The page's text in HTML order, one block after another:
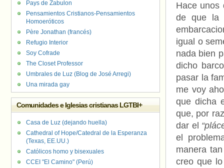
Hace unos
de que la
igual o
nada bien
dicho
pasar la
me voy
que dicha
que, por
dar el
el
manera
creo que
Pays de Zabulon
Pensamientos Cristianos-Pensamientos
Homoeróticos
Père Jonathan (francés)
Refugio Interior
Soy Cofrade
The Closet Professor
Umbrales de Luz (Blog de José Arregi)
Una mirada gay
Comunidades e Iglesias cristianas LGTBI+
Casa de Luz (dejando huella)
Cathedral of Hope/Catedral de la Esperanza
(Texas, EE.UU.)
Católicos homo y bisexuales
CCEI "El Camino" (Perú)